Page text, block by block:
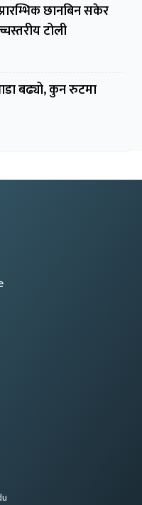
छानबिन सकेर
टोली
बढ्यो, कुन रुटमा